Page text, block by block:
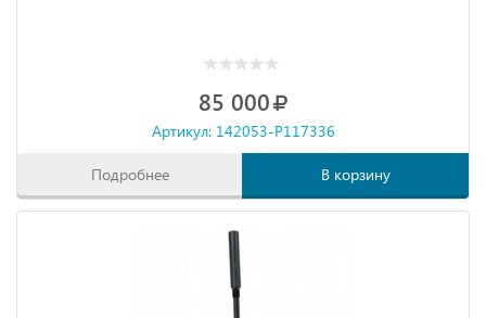
85 000
Артикул: 142053-P117336
Подробнее В корзину